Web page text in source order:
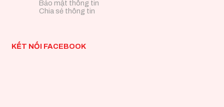
Bảo mật thông tin
Chia sẻ thông tin
KẾT NỐI FACEBOOK